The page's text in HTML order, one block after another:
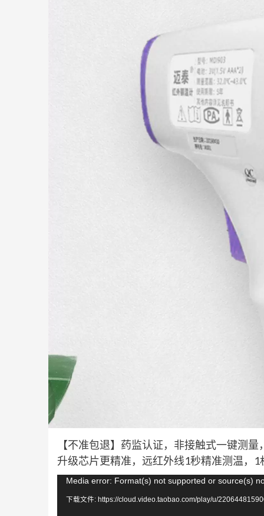
【不准包退】药监认证，非接触式一键测
升级芯片更精准，远红外线1秒精准测温，
视
频
Media error: Format(s) not supported or source(s)
下载文件: https://cloud.video.taobao.com/play/u/